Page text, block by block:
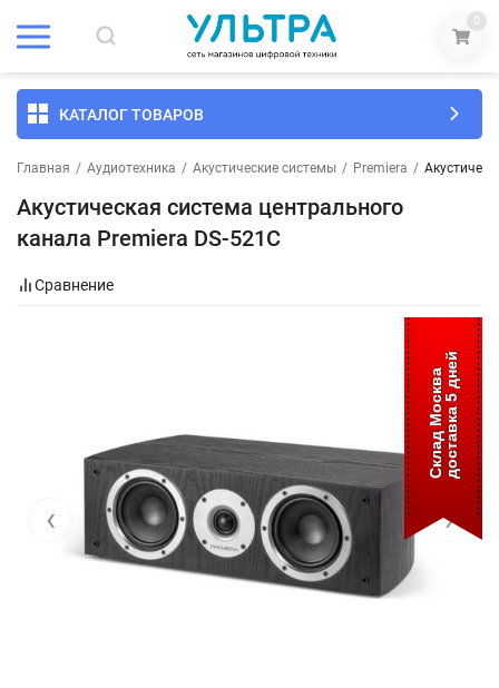
0
КАТАЛОГ ТОВАРОВ
Главная / Аудиотехника / Акустические системы / Premiera /
Акустическая система центрального
канала Premiera DS-521C
Сравнение
‹ ›
Склад Москвадоставка 5 дней